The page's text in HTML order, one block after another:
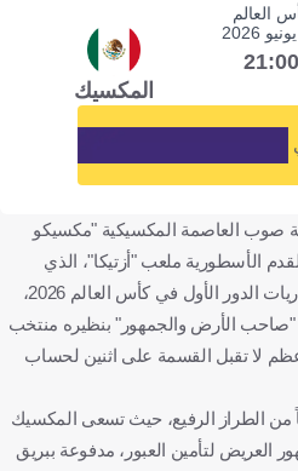
العالم
21:00
المكسيك
صوب العاصمة المكسيكية "مكسيكو
الأسطورية ملعب "أزتيكا"، الذي
يستعد لاحتضان واحدة من أقوى مباريات الدور الأول في كأس العالم 2026،
الأرض والجمهور" بنظيره منتخب
لا تقبل القسمة على اثنين لحساب
من الطراز الرفيع، حيث تسعى المكسيك
العريض لتأمين العبور، مدفوعة ببريق